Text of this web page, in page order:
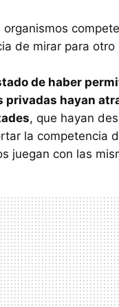
organismos
de mirar para otro
de haber
privadas hayan
, que hayan
la competencia
juegan con las